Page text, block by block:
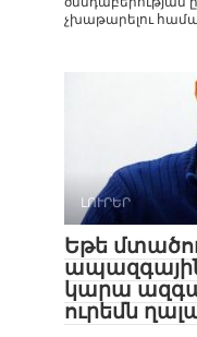
չխաթարելու
ԼՈՒՐԵՐ
Եթե
կարա
ուրեմն